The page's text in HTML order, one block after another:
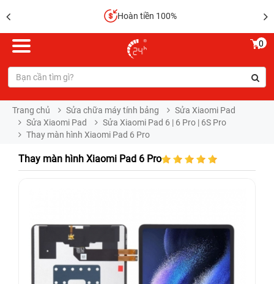
Hoàn tiền 100%
0
Trang chủ Sửa chữa máy tính bảng
Sửa Xiaomi Pad
Sửa Xiaomi Pad
Sửa Xiaomi Pad 6 | 6 Pro | 6S Pro
Thay màn hình Xiaomi Pad 6 Pro
Thay màn hình Xiaomi Pad 6 Pro